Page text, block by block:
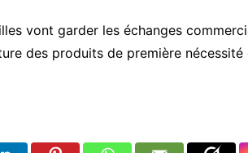
vont garder les échanges
des produits de première